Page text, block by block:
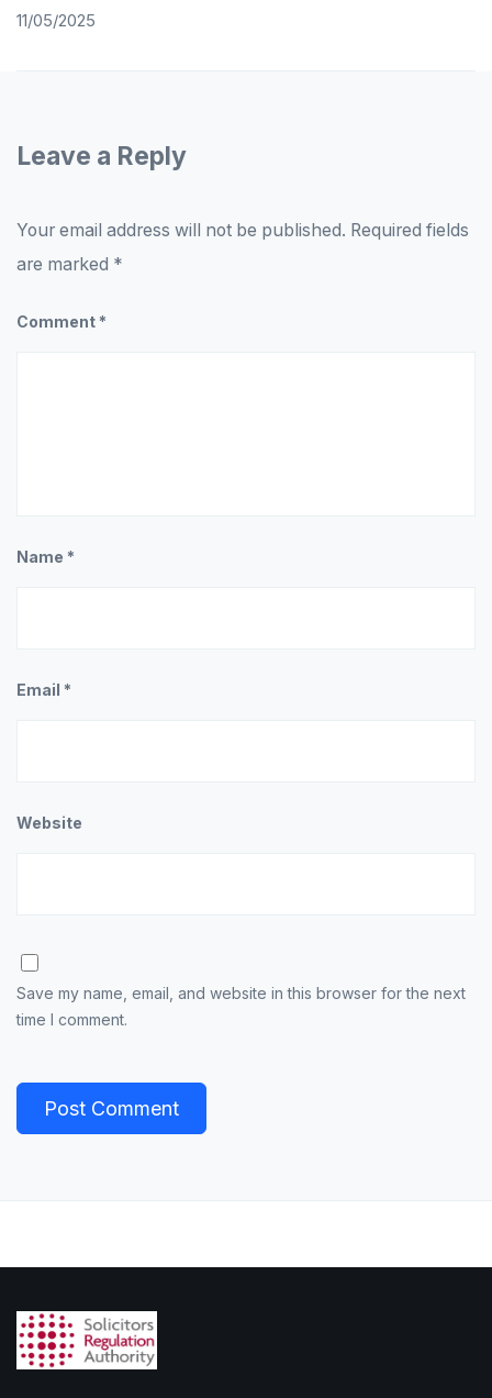
11/05/2025
Leave a Reply
Your email address will not be published. Required fields
are marked *
Comment *
Name *
Email *
Website
Save my name, email, and website in this browser for the next
time I comment.